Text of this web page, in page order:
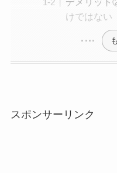
けではない
スポンサーリンク